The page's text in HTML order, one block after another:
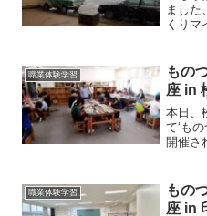
ました
くりマ
づくり
工、2
職業体験学習
もの
座 in
本日、
て‘も
開催さ
してく
（私と
職業体験学習
もの
座 in